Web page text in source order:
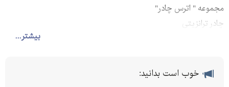
بیشتر...
مجموعه " اترس چادر"
چادر ترانزیتی
مناسب ترین قیمت چادر در تهران و کرج * از تولید به مصرف دوخت و
چادر ترانزیتی 1رو و 2رو-چادر ایرانی . کره ای . چینیخوب است بدانید: